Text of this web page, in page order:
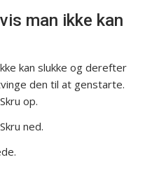
man ikke kan
kan slukke og derefter
den til at genstarte.
op.
ned.